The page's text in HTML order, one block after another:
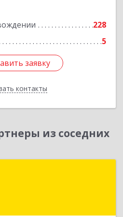
228
5
заявку
контакты
Подробнее
заявку
Назад
из соседних
Петрозаводск г, Красная